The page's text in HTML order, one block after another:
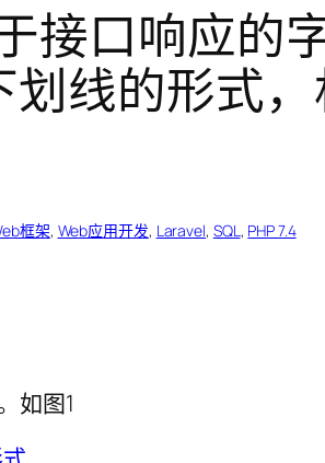
接口响应的
线的形式
框架, Web应用开发, Laravel, SQL, PHP 7.4
如图1